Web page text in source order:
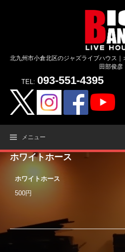
北九州市小倉北区のジャズライブハウス｜
田部俊彦
TEL: 093-551-4395
メニュー
ホワイトホース
ホワイトホース
500円